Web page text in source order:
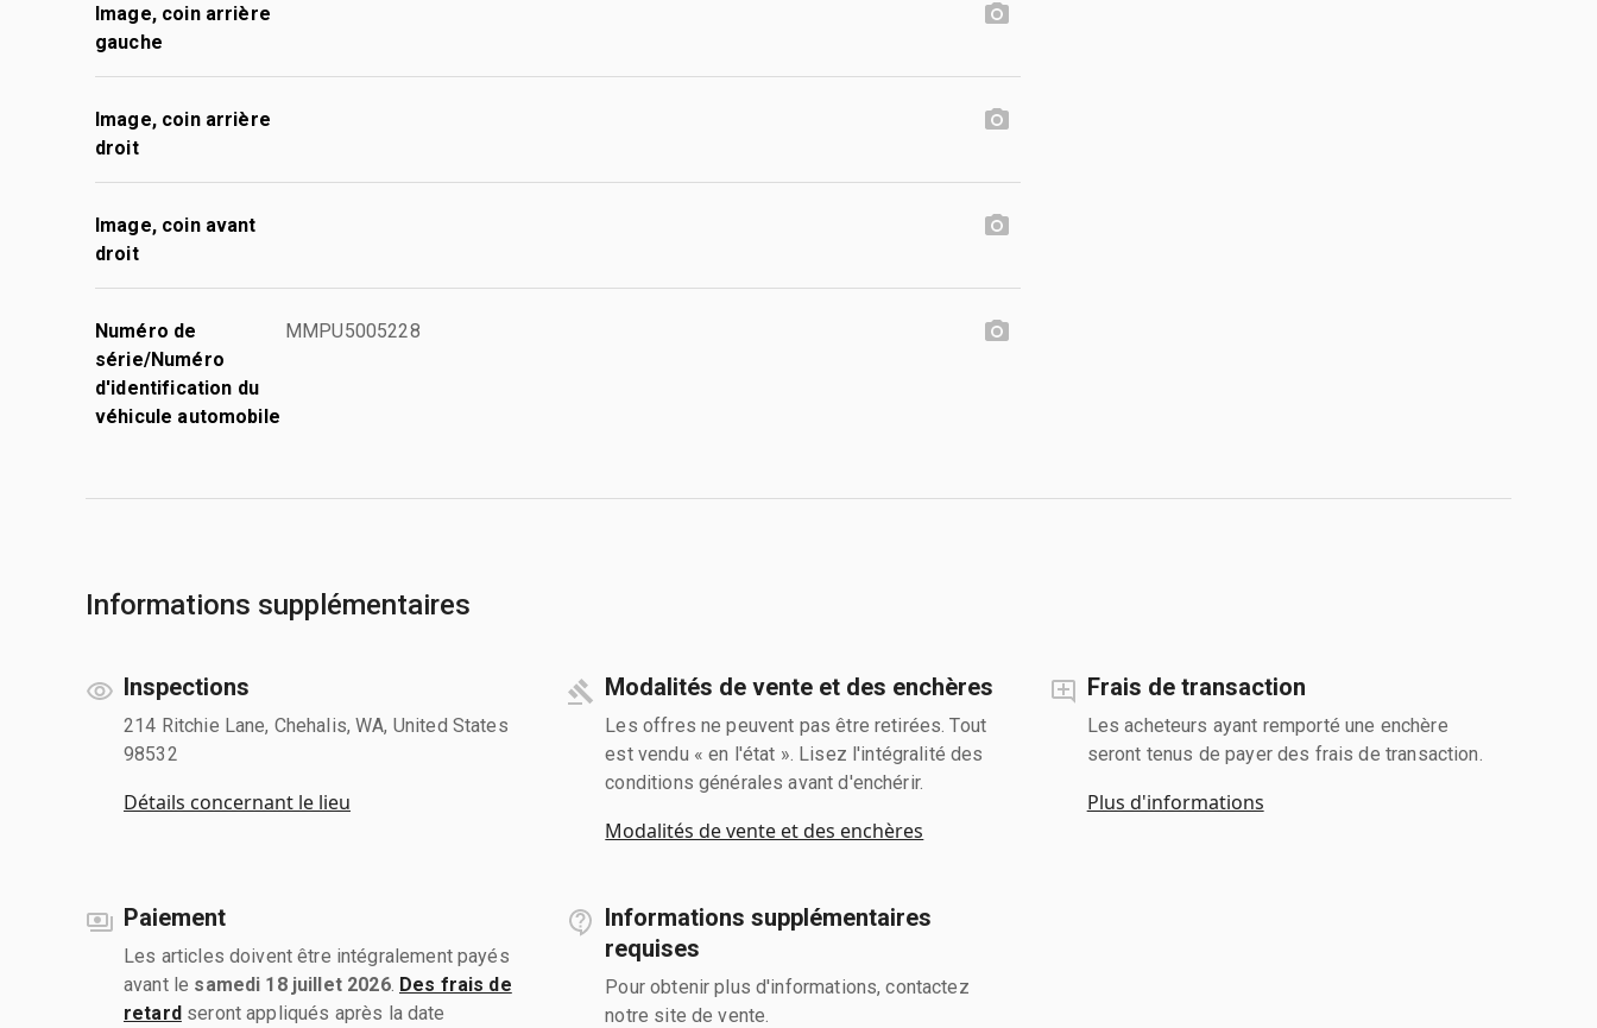
Image, coin arrière
gauche
Image, coin arrière
droit
Image, coin avant
droit
Numéro de
série/Numéro
d'identification du
véhicule automobile
MMPU5005228
Informations supplémentaires
Inspections
214 Ritchie Lane, Chehalis, WA, United States
98532
Détails concernant le lieu
Modalités de vente et des enchères
Les offres ne peuvent pas être retirées. Tout
est vendu « en l'état ». Lisez l'intégralité des
conditions générales avant d'enchérir.
Modalités de vente et des enchères
Frais de transaction
Les acheteurs ayant remporté une enchère
seront tenus de payer des frais de transaction.
Plus d'informations
Paiement
Les articles doivent être intégralement payés
avant le samedi 18 juillet 2026. Des frais de
retardseront appliqués après la date
Informations supplémentaires
requises
Pour obtenir plus d'informations, contactez
notre site de vente.